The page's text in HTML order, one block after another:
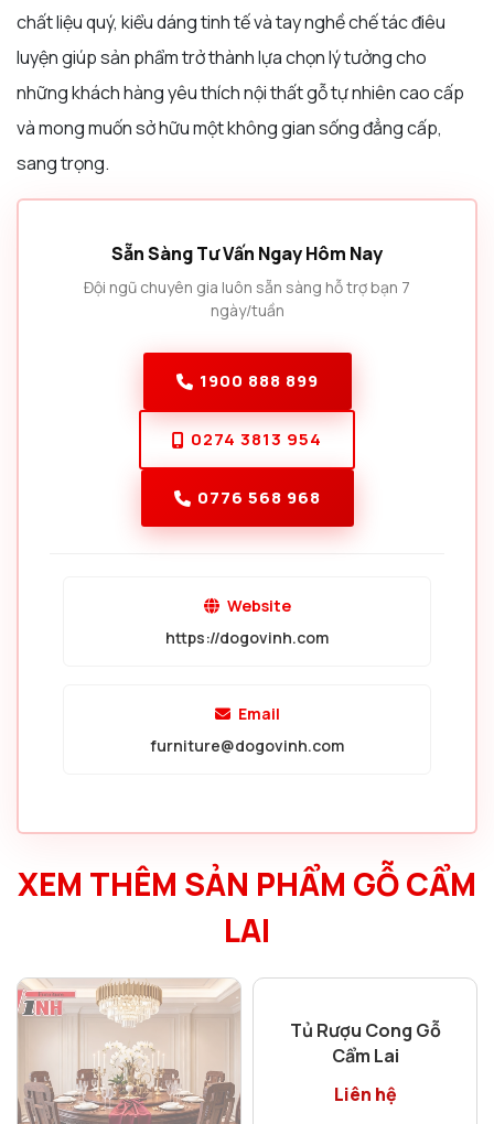
chất liệu quý, kiểu dáng tinh tế và tay nghề chế tác điêu
luyện giúp sản phẩm trở thành lựa chọn lý tưởng cho
những khách hàng yêu thích nội thất gỗ tự nhiên cao cấp
và mong muốn sở hữu một không gian sống đẳng cấp,
sang trọng.
Sẵn Sàng Tư Vấn Ngay Hôm Nay
Đội ngũ chuyên gia luôn sẵn sàng hỗ trợ bạn 7
ngày/tuần
1900 888 899
0274 3813 954
0776 568 968
Website
https://dogovinh.com
Email
furniture@dogovinh.com
XEM THÊM SẢN PHẨM GỖ CẨM
LAI
Tủ Rượu Cong Gỗ
Cẩm Lai
Liên hệ